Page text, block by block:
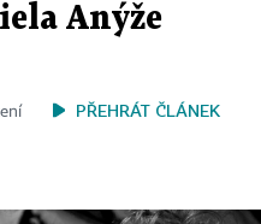
Anýže
PŘEHRÁT ČLÁNEK